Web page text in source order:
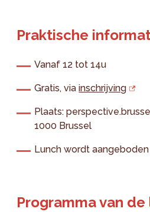
Praktische
Vanaf 12 tot 14u
Gratis, viainschrijving
Plaats:
1000 Brussel
Lunch wordt aangeboden
Programma van